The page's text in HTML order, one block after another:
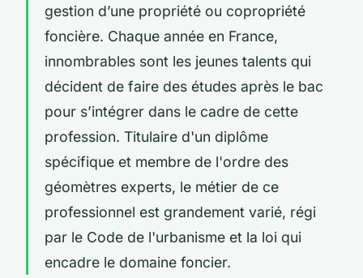
gestion d’une propriété ou copropriété
foncière. Chaque année en France,
innombrables sont les jeunes talents qui
décident de faire des études après le bac
pour s’intégrer dans le cadre de cette
profession. Titulaire d'un diplôme
spécifique et membre de l'ordre des
géomètres experts, le métier de ce
professionnel est grandement varié, régi
par le Code de l'urbanisme et la loi qui
encadre le domaine foncier.